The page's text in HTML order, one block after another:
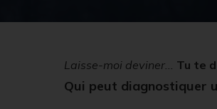
Laisse-moi deviner... Tu te
Qui peut diagnostiquer